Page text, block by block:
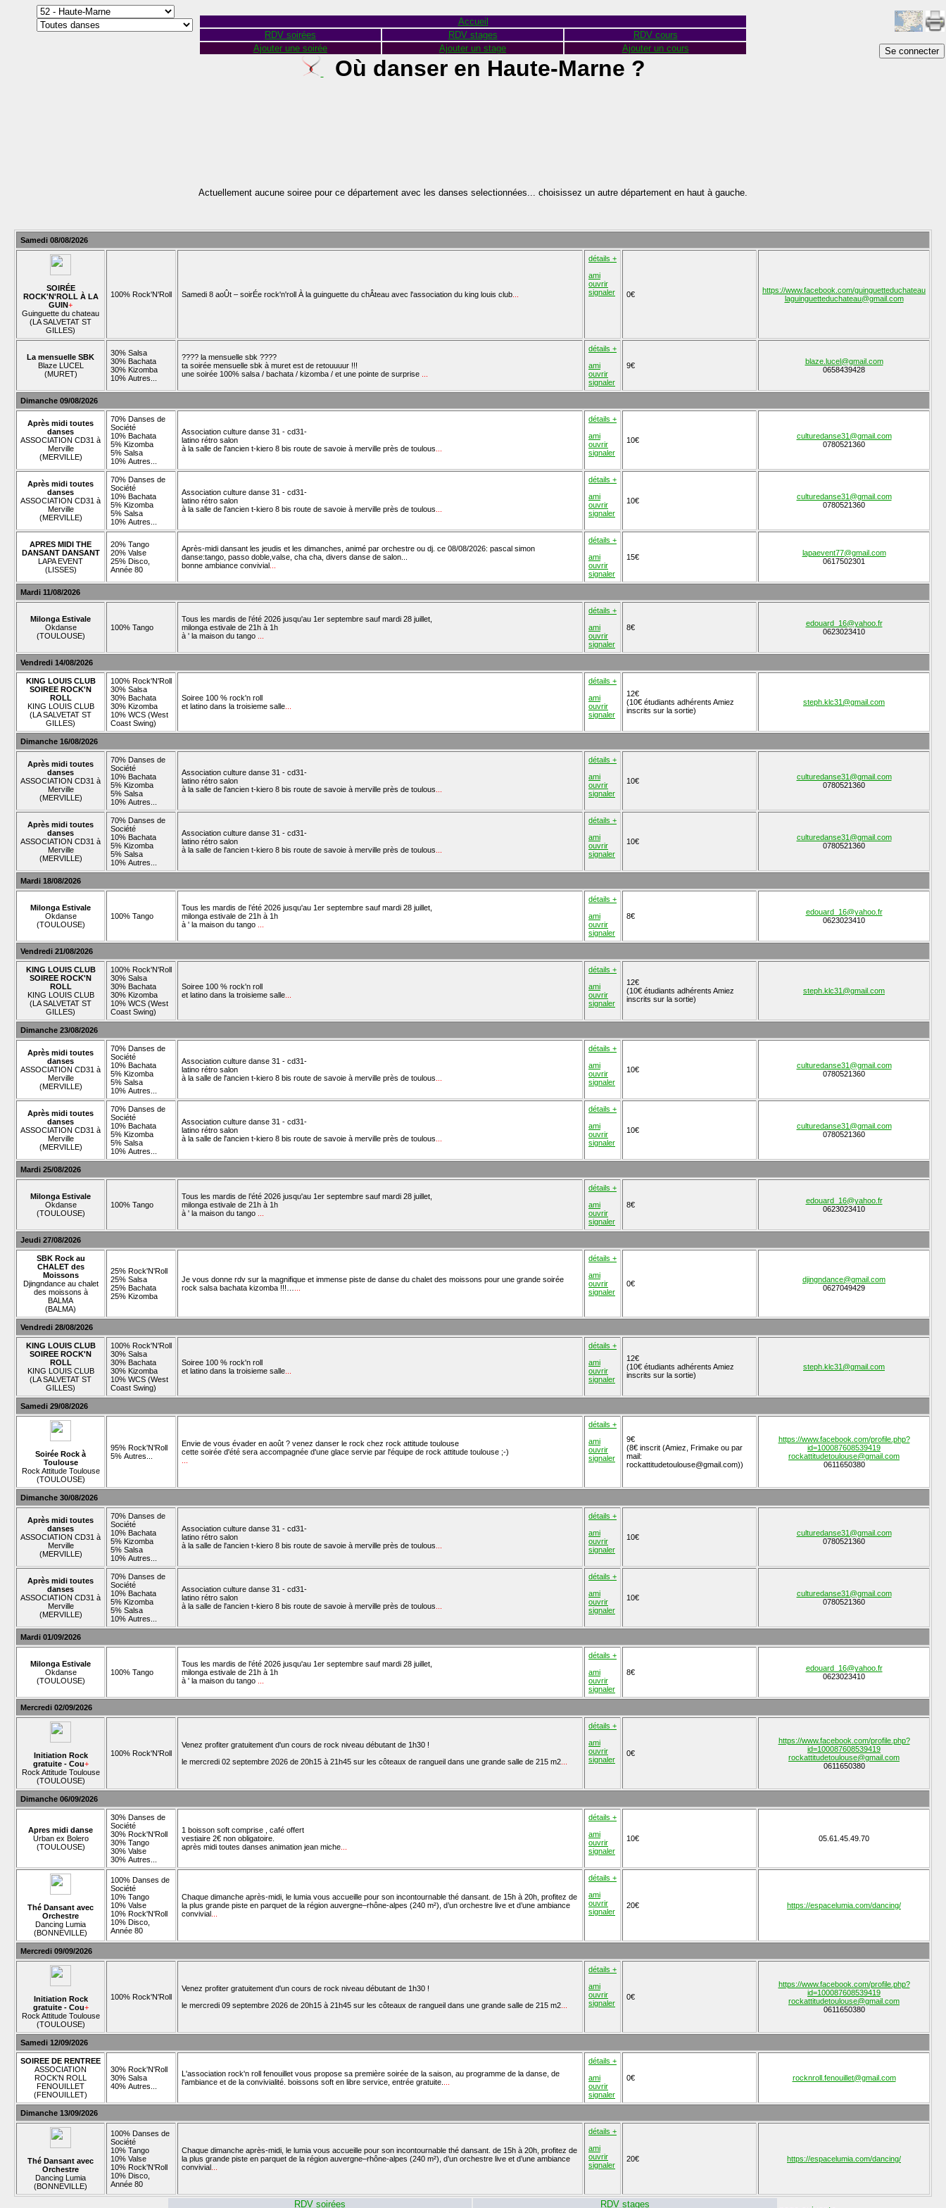
Se connecter
Accueil
RDV soirées
RDV stages
RDV cours
Ajouter une soirée
Ajouter un stage Ajouter un cours
Où danser en Haute-Marne ?
Actuellement aucune soiree pour ce département avec les danses selectionnées... choisissez un autre département en haut à gauche.
Samedi 08/08/2026
SOIRÉE
ROCK'N'ROLL À LA
GUIN+
Guinguette du chateau
(LA SALVETAT ST
GILLES)
100% Rock'N'Roll Samedi 8 aoÛt – soirÉe rock'n'roll À la guinguette du chÂteau avec l'association du king louis club
détails +
ami
ouvrir
signaler
0€
https://www.facebook.com/guinguetteduchateau
laguinguetteduchateau@gmail.com
La mensuelle SBK
Blaze LUCEL
(MURET)
30% Salsa
30% Bachata
30% Kizomba
10% Autres...
???? la mensuelle sbk ????
ta soirée mensuelle sbk à muret est de retouuuur !!!
une soirée 100% salsa / bachata / kizomba / et une pointe de surprise
détails +
ami
ouvrir
signaler
9€
blaze.lucel@gmail.com
0658439428
Dimanche 09/08/2026
Après midi toutes
danses
ASSOCIATION CD31 à
Merville
(MERVILLE)
70% Danses de
Société
10% Bachata
5% Kizomba
5% Salsa
10% Autres...
Association culture danse 31 - cd31-
latino rétro salon
à la salle de l'ancien t-kiero 8 bis route de savoie à merville près de toulous
détails +
ami
ouvrir
signaler
10€
culturedanse31@gmail.com
0780521360
Après midi toutes
danses
ASSOCIATION CD31 à
Merville
(MERVILLE)
70% Danses de
Société
10% Bachata
5% Kizomba
5% Salsa
10% Autres...
Association culture danse 31 - cd31-
latino rétro salon
à la salle de l'ancien t-kiero 8 bis route de savoie à merville près de toulous
détails +
ami
ouvrir
signaler
10€
culturedanse31@gmail.com
0780521360
APRES MIDI THE
DANSANT DANSANT
LAPA EVENT
(LISSES)
20% Tango
20% Valse
25% Disco,
Année 80
Après-midi dansant les jeudis et les dimanches, animé par orchestre ou dj. ce 08/08/2026: pascal simon
danse:tango, passo doble,valse, cha cha, divers danse de salon...
bonne ambiance convivial
détails +
ami
ouvrir
signaler
15€
lapaevent77@gmail.com
0617502301
Mardi 11/08/2026
Milonga Estivale
Okdanse
(TOULOUSE)
100% Tango
Tous les mardis de l’été 2026 jusqu'au 1er septembre sauf mardi 28 juillet,
milonga estivale de 21h à 1h
à ' la maison du tango
détails +
ami
ouvrir
signaler
8€
edouard_16@yahoo.fr
0623023410
Vendredi 14/08/2026
KING LOUIS CLUB
SOIREE ROCK'N
ROLL
KING LOUIS CLUB
(LA SALVETAT ST
GILLES)
100% Rock'N'Roll
30% Salsa
30% Bachata
30% Kizomba
10% WCS (West
Coast Swing)
Soiree 100 % rock'n roll
et latino dans la troisieme salle
détails +
ami
ouvrir
signaler
12€
(10€ étudiants adhérents Amiez
inscrits sur la sortie)
steph.klc31@gmail.com
Dimanche 16/08/2026
Après midi toutes
danses
ASSOCIATION CD31 à
Merville
(MERVILLE)
70% Danses de
Société
10% Bachata
5% Kizomba
5% Salsa
10% Autres...
Association culture danse 31 - cd31-
latino rétro salon
à la salle de l'ancien t-kiero 8 bis route de savoie à merville près de toulous
détails +
ami
ouvrir
signaler
10€
culturedanse31@gmail.com
0780521360
Après midi toutes
danses
ASSOCIATION CD31 à
Merville
(MERVILLE)
70% Danses de
Société
10% Bachata
5% Kizomba
5% Salsa
10% Autres...
Association culture danse 31 - cd31-
latino rétro salon
à la salle de l'ancien t-kiero 8 bis route de savoie à merville près de toulous
détails +
ami
ouvrir
signaler
10€
culturedanse31@gmail.com
0780521360
Mardi 18/08/2026
Milonga Estivale
Okdanse
(TOULOUSE)
100% Tango
Tous les mardis de l’été 2026 jusqu'au 1er septembre sauf mardi 28 juillet,
milonga estivale de 21h à 1h
à ' la maison du tango
détails +
ami
ouvrir
signaler
8€
edouard_16@yahoo.fr
0623023410
Vendredi 21/08/2026
KING LOUIS CLUB
SOIREE ROCK'N
ROLL
KING LOUIS CLUB
(LA SALVETAT ST
GILLES)
100% Rock'N'Roll
30% Salsa
30% Bachata
30% Kizomba
10% WCS (West
Coast Swing)
Soiree 100 % rock'n roll
et latino dans la troisieme salle
détails +
ami
ouvrir
signaler
12€
(10€ étudiants adhérents Amiez
inscrits sur la sortie)
steph.klc31@gmail.com
Dimanche 23/08/2026
Après midi toutes
danses
ASSOCIATION CD31 à
Merville
(MERVILLE)
70% Danses de
Société
10% Bachata
5% Kizomba
5% Salsa
10% Autres...
Association culture danse 31 - cd31-
latino rétro salon
à la salle de l'ancien t-kiero 8 bis route de savoie à merville près de toulous
détails +
ami
ouvrir
signaler
10€
culturedanse31@gmail.com
0780521360
Après midi toutes
danses
ASSOCIATION CD31 à
Merville
(MERVILLE)
70% Danses de
Société
10% Bachata
5% Kizomba
5% Salsa
10% Autres...
Association culture danse 31 - cd31-
latino rétro salon
à la salle de l'ancien t-kiero 8 bis route de savoie à merville près de toulous
détails +
ami
ouvrir
signaler
10€
culturedanse31@gmail.com
0780521360
Mardi 25/08/2026
Milonga Estivale
Okdanse
(TOULOUSE)
100% Tango
Tous les mardis de l’été 2026 jusqu'au 1er septembre sauf mardi 28 juillet,
milonga estivale de 21h à 1h
à ' la maison du tango
détails +
ami
ouvrir
signaler
8€
edouard_16@yahoo.fr
0623023410
Jeudi 27/08/2026
SBK Rock au
CHALET des
Moissons
Djingndance au chalet
des moissons à
BALMA
(BALMA)
25% Rock'N'Roll
25% Salsa
25% Bachata
25% Kizomba
Je vous donne rdv sur la magnifique et immense piste de danse du chalet des moissons pour une grande soirée
rock salsa bachata kizomba !!!…
détails +
ami
ouvrir
signaler
0€
djingndance@gmail.com
0627049429
Vendredi 28/08/2026
KING LOUIS CLUB
SOIREE ROCK'N
ROLL
KING LOUIS CLUB
(LA SALVETAT ST
GILLES)
100% Rock'N'Roll
30% Salsa
30% Bachata
30% Kizomba
10% WCS (West
Coast Swing)
Soiree 100 % rock'n roll
et latino dans la troisieme salle
détails +
ami
ouvrir
signaler
12€
(10€ étudiants adhérents Amiez
inscrits sur la sortie)
steph.klc31@gmail.com
Samedi 29/08/2026
Soirée Rock à
Toulouse
Rock Attitude Toulouse
(TOULOUSE)
95% Rock'N'Roll
5% Autres...
Envie de vous évader en août ? venez danser le rock chez rock attitude toulouse
cette soirée d'été sera accompagnée d'une glace servie par l'équipe de rock attitude toulouse ;-)
détails +
ami
ouvrir
signaler
9€
(8€ inscrit (Amiez, Frimake ou par
mail:
rockattitudetoulouse@gmail.com))
https://www.facebook.com/profile.php?
id=100087608539419
rockattitudetoulouse@gmail.com
0611650380
Dimanche 30/08/2026
Après midi toutes
danses
ASSOCIATION CD31 à
Merville
(MERVILLE)
70% Danses de
Société
10% Bachata
5% Kizomba
5% Salsa
10% Autres...
Association culture danse 31 - cd31-
latino rétro salon
à la salle de l'ancien t-kiero 8 bis route de savoie à merville près de toulous
détails +
ami
ouvrir
signaler
10€
culturedanse31@gmail.com
0780521360
Après midi toutes
danses
ASSOCIATION CD31 à
Merville
(MERVILLE)
70% Danses de
Société
10% Bachata
5% Kizomba
5% Salsa
10% Autres...
Association culture danse 31 - cd31-
latino rétro salon
à la salle de l'ancien t-kiero 8 bis route de savoie à merville près de toulous
détails +
ami
ouvrir
signaler
10€
culturedanse31@gmail.com
0780521360
Mardi 01/09/2026
Milonga Estivale
Okdanse
(TOULOUSE)
100% Tango
Tous les mardis de l’été 2026 jusqu'au 1er septembre sauf mardi 28 juillet,
milonga estivale de 21h à 1h
à ' la maison du tango
détails +
ami
ouvrir
signaler
8€
edouard_16@yahoo.fr
0623023410
Mercredi 02/09/2026
Initiation Rock
gratuite - Cou+
Rock Attitude Toulouse
(TOULOUSE)
100% Rock'N'Roll
Venez profiter gratuitement d'un cours de rock niveau débutant de 1h30 !
le mercredi 02 septembre 2026 de 20h15 à 21h45 sur les côteaux de rangueil dans une grande salle de 215 m2
détails +
ami
ouvrir
signaler
0€
https://www.facebook.com/profile.php?
id=100087608539419
rockattitudetoulouse@gmail.com
0611650380
Dimanche 06/09/2026
Apres midi danse
Urban ex Bolero
(TOULOUSE)
30% Danses de
Société
30% Rock'N'Roll
30% Tango
30% Valse
30% Autres...
1 boisson soft comprise , café offert
vestiaire 2€ non obligatoire.
après midi toutes danses animation jean miche
détails +
ami
ouvrir
signaler
10€ 05.61.45.49.70
Thé Dansant avec
Orchestre
Dancing Lumia
(BONNEVILLE)
100% Danses de
Société
10% Tango
10% Valse
10% Rock'N'Roll
10% Disco,
Année 80
Chaque dimanche après-midi, le lumia vous accueille pour son incontournable thé dansant. de 15h à 20h, profitez de
la plus grande piste en parquet de la région auvergne–rhône-alpes (240 m²), d’un orchestre live et d’une ambiance
convivial
détails +
ami
ouvrir
signaler
20€ https://espacelumia.com/dancing/
Mercredi 09/09/2026
Initiation Rock
gratuite - Cou+
Rock Attitude Toulouse
(TOULOUSE)
100% Rock'N'Roll
Venez profiter gratuitement d'un cours de rock niveau débutant de 1h30 !
le mercredi 09 septembre 2026 de 20h15 à 21h45 sur les côteaux de rangueil dans une grande salle de 215 m2
détails +
ami
ouvrir
signaler
0€
https://www.facebook.com/profile.php?
id=100087608539419
rockattitudetoulouse@gmail.com
0611650380
Samedi 12/09/2026
SOIREE DE RENTREE
ASSOCIATION
ROCK'N ROLL
FENOUILLET
(FENOUILLET)
30% Rock'N'Roll
30% Salsa
40% Autres...
L'association rock'n roll fenouillet vous propose sa première soirée de la saison, au programme de la danse, de
l'ambiance et de la convivialité. boissons soft en libre service, entrée gratuite.
détails +
ami
ouvrir
signaler
0€ rocknroll.fenouillet@gmail.com
Dimanche 13/09/2026
Thé Dansant avec
Orchestre
Dancing Lumia
(BONNEVILLE)
100% Danses de
Société
10% Tango
10% Valse
10% Rock'N'Roll
10% Disco,
Année 80
Chaque dimanche après-midi, le lumia vous accueille pour son incontournable thé dansant. de 15h à 20h, profitez de
la plus grande piste en parquet de la région auvergne–rhône-alpes (240 m²), d’un orchestre live et d’une ambiance
convivial
détails +
ami
ouvrir
signaler
20€ https://espacelumia.com/dancing/
RDV soirées RDV stages